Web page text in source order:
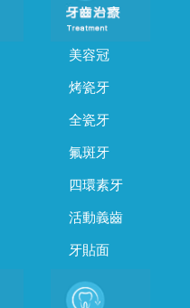
美容冠
烤瓷牙
全瓷牙
氟斑牙
四環素牙
活動義齒
牙貼面